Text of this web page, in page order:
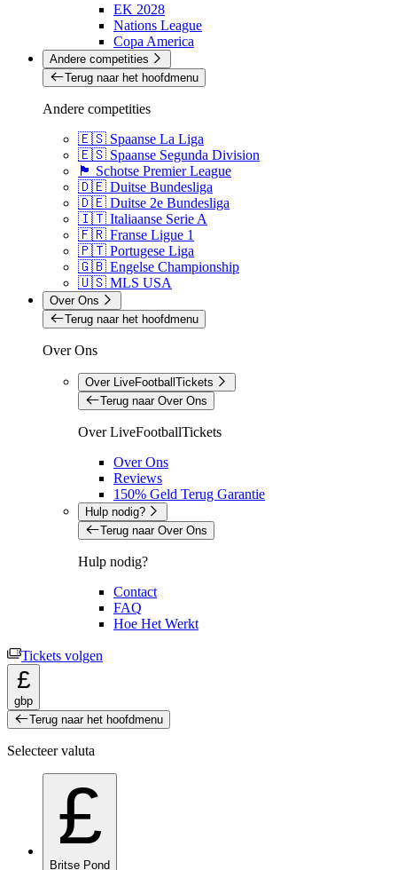
EK 2028
Nations League
Copa America
Andere competities
Terug naar het hoofdmenu
Andere competities
🇪🇸 Spaanse La Liga
🇪🇸 Spaanse Segunda Division
🏴󠁧󠁢󠁳󠁣󠁴󠁿 Schotse Premier League
🇩🇪 Duitse Bundesliga
🇩🇪 Duitse 2e Bundesliga
🇮🇹 Italiaanse Serie A
🇫🇷 Franse Ligue 1
🇵🇹 Portugese Liga
🇬🇧 Engelse Championship
🇺🇸 MLS USA
Over Ons
Terug naar het hoofdmenu
Over Ons
Over LiveFootballTickets
Terug naar Over Ons
Over LiveFootballTickets
Over Ons
Reviews
150% Geld Terug Garantie
Hulp nodig?
Terug naar Over Ons
Hulp nodig?
Contact
FAQ
Hoe Het Werkt
Tickets volgen
£
gbp
Terug naar het hoofdmenu
Selecteer valuta
£
Britse Pond